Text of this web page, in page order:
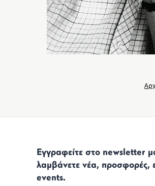
Εγγραφείτε στο newsletter
λαμβάνετε νέα, προσφορές,
events.